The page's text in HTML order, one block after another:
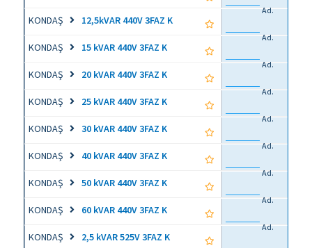
KONDAŞ 12,5kVAR 440V 3FAZ K
Ad.
KONDAŞ 15 kVAR 440V 3FAZ K
Ad.
KONDAŞ 20 kVAR 440V 3FAZ K
Ad.
KONDAŞ 25 kVAR 440V 3FAZ K
Ad.
KONDAŞ 30 kVAR 440V 3FAZ K
Ad.
KONDAŞ 40 kVAR 440V 3FAZ K
Ad.
KONDAŞ 50 kVAR 440V 3FAZ K
Ad.
KONDAŞ 60 kVAR 440V 3FAZ K
Ad.
KONDAŞ 2,5 kVAR 525V 3FAZ K
Ad.